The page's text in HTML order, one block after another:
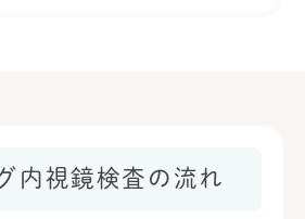
内視鏡検査の流れ